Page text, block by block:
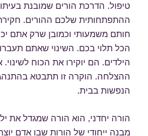
טיפול. הדרכת הורים שמובנת
ההתפתחותית שלכם ההורים. חקירת
חותם משמעותי וכמובן שרק אתם
הכל תלוי בכם. השינוי שאתם
הילדים. הם יוקירו את הכוח
ההצלחה. הוקרה זו תתבטא
הנפשות בבית.
הורה יחדני, הוא הורה שמגדל את
מבנה ייחודי של הורות שבו אדם